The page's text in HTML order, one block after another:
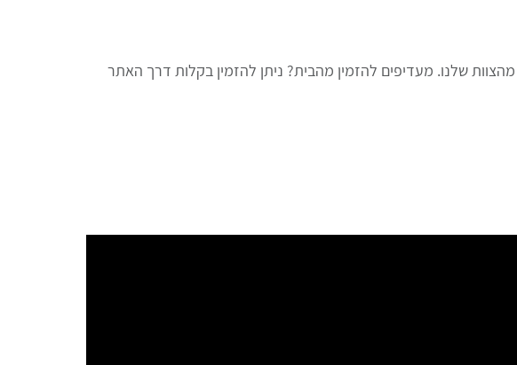
שלנו. מעדיפים להזמין מהבית? ניתן להזמין בקלות דרך האתר